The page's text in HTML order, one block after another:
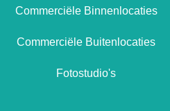
Commerciële Binnenlocaties
Commerciële Buitenlocaties
Fotostudio's